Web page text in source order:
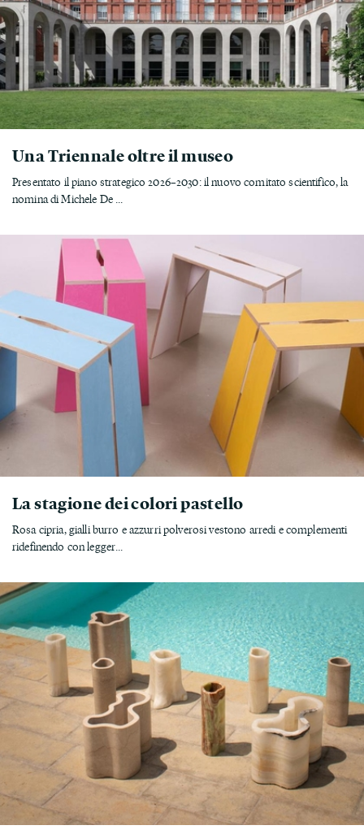
Una Triennale oltre il museo
Presentato il piano strategico 2026–2030: il nuovo comitato scientifico, la
nomina di Michele De ...
La stagione dei colori pastello
Rosa cipria, gialli burro e azzurri polverosi vestono arredi e complementi
ridefinendo con legger...